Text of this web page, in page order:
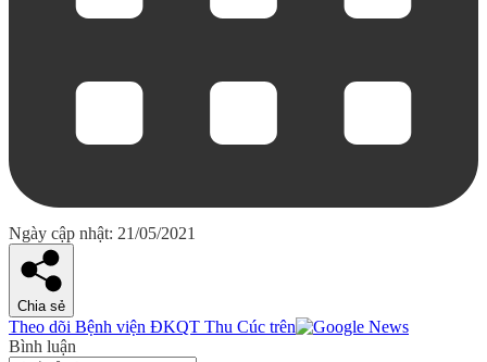
Ngày cập nhật: 21/05/2021
Chia sẻ
Theo dõi Bệnh viện ĐKQT Thu Cúc trên
Bình luận